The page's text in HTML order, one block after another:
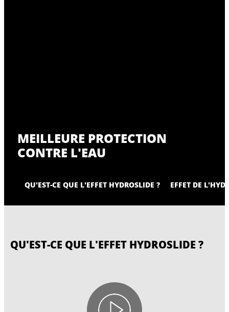
MEILLEURE PROTECTION
CONTRE L'EAU
QU'EST-CE QUE L'EFFET HYDROSLIDE ? EFFET DE
QU'EST-CE QUE L'EFFET HYDROSLIDE ?